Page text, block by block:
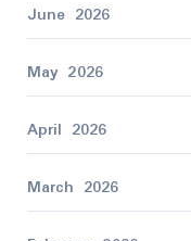
June 2026
May 2026
April 2026
March 2026